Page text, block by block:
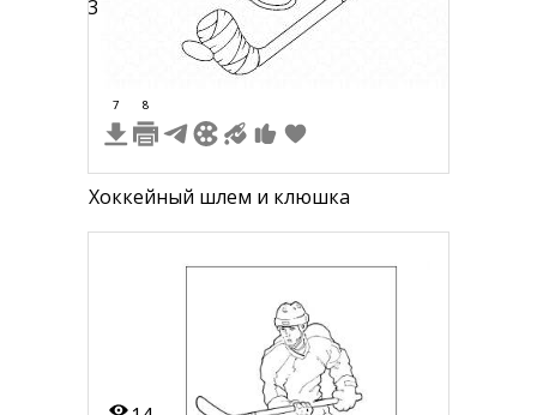
13
7 8
Хоккейный шлем и клюшка